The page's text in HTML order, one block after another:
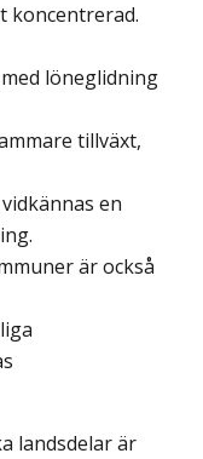
koncentrerad.
löneglidning
tillväxt,
en
är också
landsdelar är